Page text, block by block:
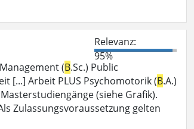
Relevanz:
95%
(B.Sc.) Public
[...] Arbeit PLUS Psychomotorik (B.A.)
(siehe Grafik).
Zulassungsvoraussetzung gelten